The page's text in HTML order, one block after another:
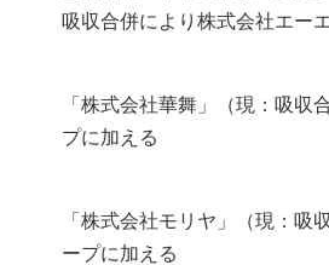
吸収合併により株式会社エー
「株式会社華舞」（現：吸収
プに加える
「株式会社モリヤ」（現：吸
ープに加える